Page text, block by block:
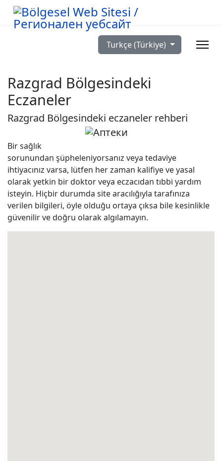
Dilinizi seçin
Turkçe (Türkiye)
Razgrad Bölgesindeki
Eczaneler
Razgrad Bölgesindeki eczaneler rehberi
Bir sağlık
sorunundan şüpheleniyorsanız veya tedaviye
ihtiyacınız varsa, lütfen her zaman kalifiye ve yasal
olarak yetkin bir doktor veya eczacıdan tıbbi yardım
isteyin. Hiçbir durumda site aracılığıyla tarafınıza
verilen bilgileri, öyle olduğu ortaya çıksa bile kesinlikle
güvenilir ve doğru olarak algılamayın.